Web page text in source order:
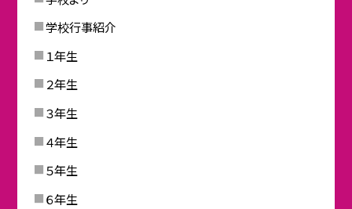
学校行事紹介
１年生
２年生
３年生
４年生
５年生
６年生